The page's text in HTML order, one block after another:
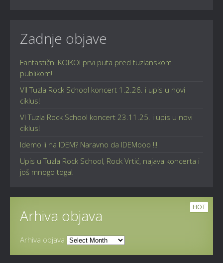
Zadnje objave
Fantastični KOIKOI prvi puta pred tuzlanskom
publikom!
VII Tuzla Rock School koncert 1.2.26. i upis u novi
ciklus!
VI Tuzla Rock School koncert 23.11.25. i upis u novi
ciklus!
Idemo li na IDEM? Naravno da IDEMooo !!!
Upis u Tuzla Rock School, Rock Vrtić, najava koncerta i
još mnogo toga!
HOT
Arhiva objava
Arhiva objava